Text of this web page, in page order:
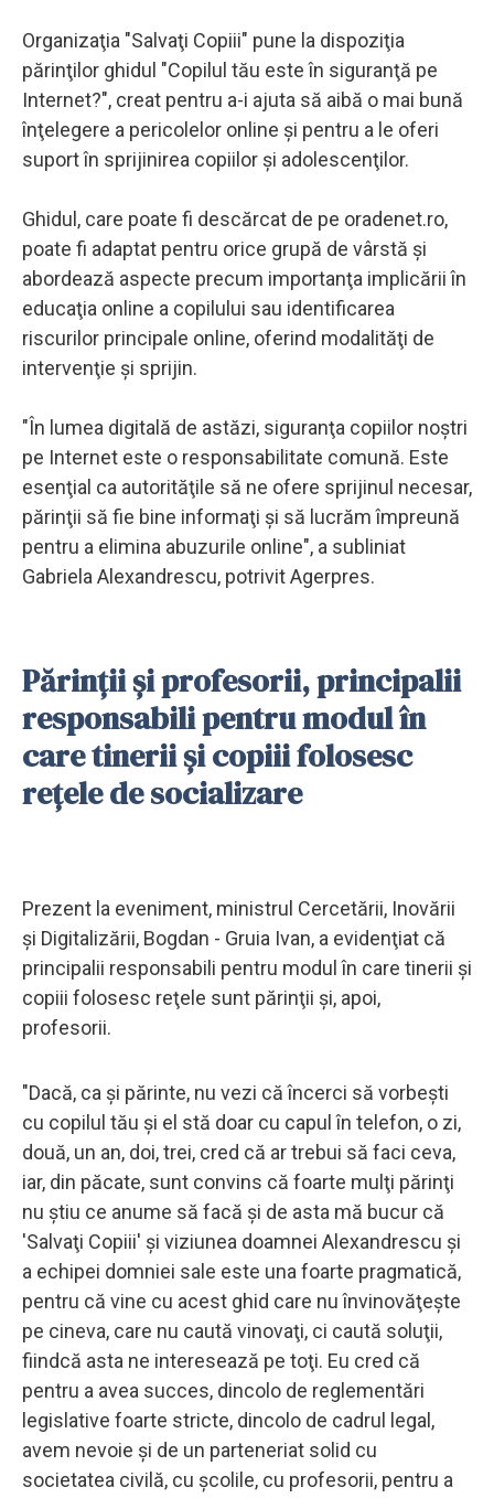
Organizaţia "Salvaţi Copiii" pune la dispoziţia
părinţilor ghidul "Copilul tău este în siguranţă pe
Internet?", creat pentru a-i ajuta să aibă o mai bună
înţelegere a pericolelor online şi pentru a le oferi
suport în sprijinirea copiilor şi adolescenţilor.
Ghidul, care poate fi descărcat de pe oradenet.ro,
poate fi adaptat pentru orice grupă de vârstă şi
abordează aspecte precum importanţa implicării în
educaţia online a copilului sau identificarea
riscurilor principale online, oferind modalităţi de
intervenţie şi sprijin.
"În lumea digitală de astăzi, siguranţa copiilor noştri
pe Internet este o responsabilitate comună. Este
esenţial ca autorităţile să ne ofere sprijinul necesar,
părinţii să fie bine informaţi şi să lucrăm împreună
pentru a elimina abuzurile online", a subliniat
Gabriela Alexandrescu, potrivit Agerpres.
Părinții și profesorii, principalii
responsabili pentru modul în
care tinerii şi copiii folosesc
reţele de socializare
Prezent la eveniment, ministrul Cercetării, Inovării
şi Digitalizării, Bogdan - Gruia Ivan, a evidenţiat că
principalii responsabili pentru modul în care tinerii şi
copiii folosesc reţele sunt părinţii şi, apoi,
profesorii.
"Dacă, ca şi părinte, nu vezi că încerci să vorbeşti
cu copilul tău şi el stă doar cu capul în telefon, o zi,
două, un an, doi, trei, cred că ar trebui să faci ceva,
iar, din păcate, sunt convins că foarte mulţi părinţi
nu ştiu ce anume să facă şi de asta mă bucur că
'Salvaţi Copiii' şi viziunea doamnei Alexandrescu şi
a echipei domniei sale este una foarte pragmatică,
pentru că vine cu acest ghid care nu învinovăţeşte
pe cineva, care nu caută vinovaţi, ci caută soluţii,
fiindcă asta ne interesează pe toţi. Eu cred că
pentru a avea succes, dincolo de reglementări
legislative foarte stricte, dincolo de cadrul legal,
avem nevoie şi de un parteneriat solid cu
societatea civilă, cu şcolile, cu profesorii, pentru a